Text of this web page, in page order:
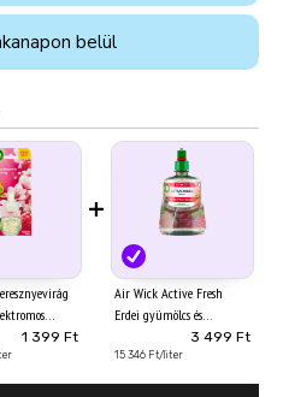
belül
19 ml
1 399 Ft
+
Air Wick Active Fresh
Erdei gyümölcs és
barackvirág utántöltő 228
ml
3 499 Ft
15 346 Ft/liter